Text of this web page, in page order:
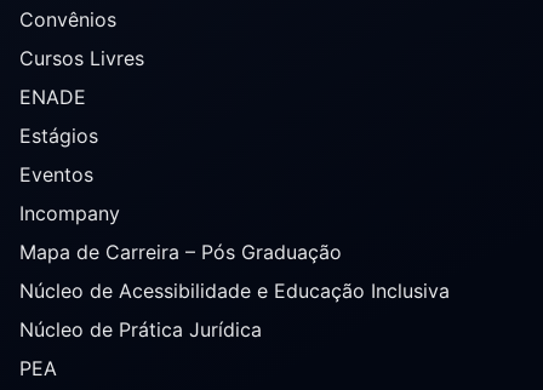
Convênios
Cursos Livres
ENADE
Estágios
Eventos
Incompany
Mapa de Carreira – Pós Graduação
Núcleo de Acessibilidade e Educação Inclusiva
Núcleo de Prática Jurídica
PEA